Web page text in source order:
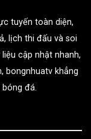
tuyến toàn diện,
lịch thi đấu và soi
cập nhật nhanh,
bongnhuatv khẳng
đá.